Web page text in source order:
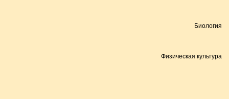
Биология
Физическая культура